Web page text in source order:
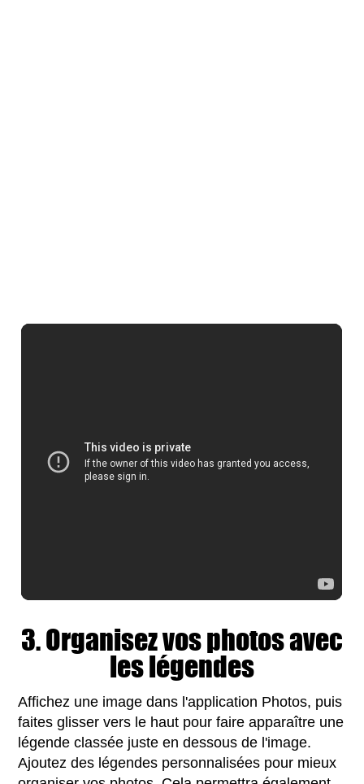
3. Organisez vos photos avec
les légendes
Affichez une image dans l'application Photos, puis
faites glisser vers le haut pour faire apparaître une
légende classée juste en dessous de l'image.
Ajoutez des légendes personnalisées pour mieux